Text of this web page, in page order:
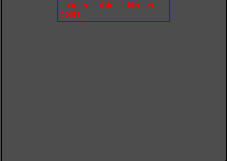
chargement de l'éditeur en
cours...